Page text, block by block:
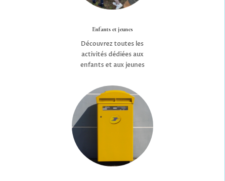
Enfants et jeunes
Découvrez toutes les
activités dédiées aux
enfants et aux jeunes